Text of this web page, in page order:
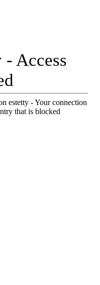
- Access
estetty - Your connection
that is blocked